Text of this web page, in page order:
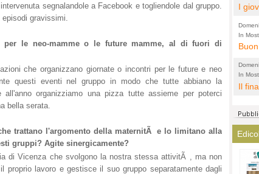
segnalandole a Facebook e togliendole dal gruppo.
gravissimi.
le neo-mamme o le future mamme, al di fuori di
che organizzano giornate o incontri per le future e neo
questi eventi nel gruppo in modo che tutte abbiano la
organizziamo una pizza tutte assieme per poterci
bella serata.
trattano l'argomento della maternitÃ e lo limitano alla
gruppi? Agite sinergicamente?
di Vicenza che svolgono la nostra stessa attivitÃ , ma non
lavoro e gestisce il suo gruppo separatamente dagli
alta
altre
di
a
ha
I
In
In
Il
? La